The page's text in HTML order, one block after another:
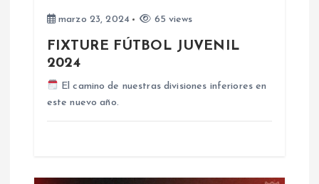
marzo 23, 2024 65 views
FIXTURE FÚTBOL JUVENIL
2024
El camino de nuestras divisiones inferiores en
este nuevo año.